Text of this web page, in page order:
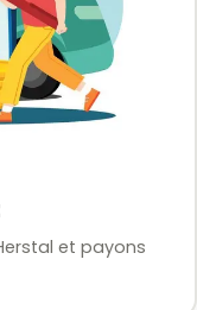
et payons